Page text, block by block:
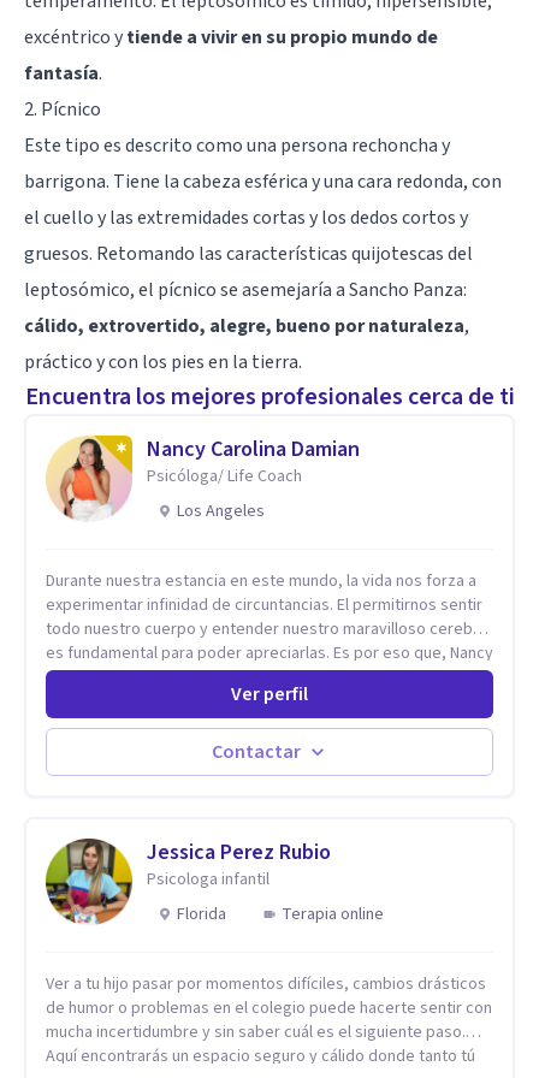
excéntrico ytiende a vivir en su propio mundo de
fantasía.
2. Pícnico
Este tipo es descrito como una persona rechoncha y
barrigona. Tiene la cabeza esférica y una cara redonda, con
el cuello y las extremidades cortas y los dedos cortos y
gruesos. Retomando las características quijotescas del
leptosómico, el pícnico se asemejaría a Sancho Panza:
cálido, extrovertido, alegre, bueno por naturaleza,
práctico y con los pies en la tierra.
Encuentra los mejores profesionales cerca de ti
Nancy Carolina Damian
Psicóloga/ Life Coach
Los Angeles
Durante nuestra estancia en este mundo, la vida nos forza a
experimentar infinidad de circuntancias. El permitirnos sentir
todo nuestro cuerpo y entender nuestro maravilloso cerebro,
es fundamental para poder apreciarlas. Es por eso que, Nancy
Damian esta dispuesta a brindarte una mano amiga atravez de
herramientas fundamentales para crecer y fortalecer tu
mente, alma y SER. El cómo percibimos y manejamos
nuestros diarios sucesos es el detonator que nos lleva al
resultado de efectos impactantes que se nos quedaran
es derecho de toda la GENTE.
Ver perfil
Contactar
Jessica Perez Rubio
Psicologa infantil
Florida
Terapia online
Ver a tu hijo pasar por momentos difíciles, cambios drásticos
de humor o problemas en el colegio puede hacerte sentir con
mucha incertidumbre y sin saber cuál es el siguiente paso.
Aquí encontrarás un espacio seguro y cálido donde tanto tú